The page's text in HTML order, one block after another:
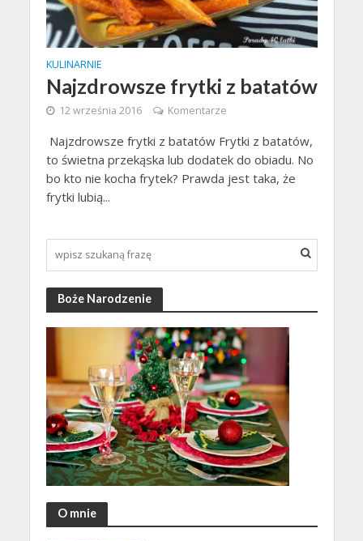
KULINARNIE
Najzdrowsze frytki z batatów
12 września 2016 Komentarze
Najzdrowsze frytki z batatów Frytki z batatów,
to świetna przekąska lub dodatek do obiadu. No
bo kto nie kocha frytek? Prawda jest taka, że
frytki lubią...
Boże Narodzenie
O mnie